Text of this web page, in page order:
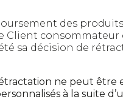
des
consommateur
sa décision de
ne peut être
à la suite